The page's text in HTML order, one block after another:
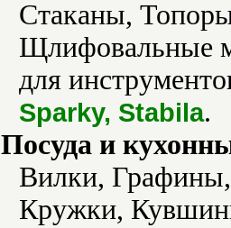
Стаканы,
Щлифовальные
для
Sparky, Stabila.
Посуда и
Вилки,
Кружки,